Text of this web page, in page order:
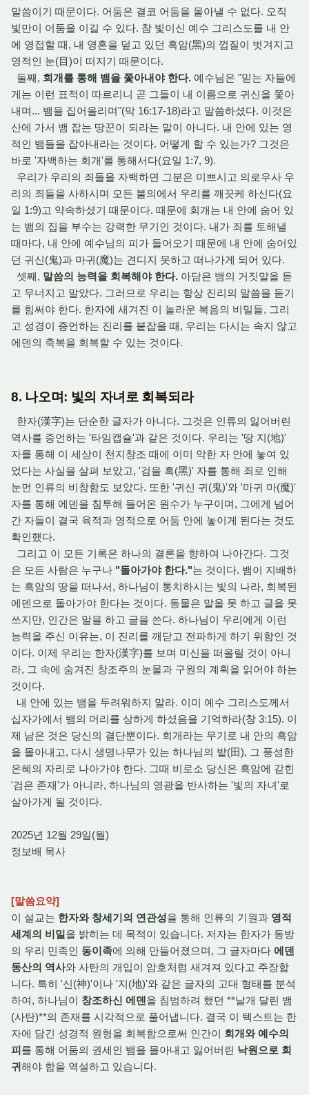
말씀이기 때문이다. 어둠은 결코 어둠을 몰아낼 수 없다. 오직
빛만이 어둠을 이길 수 있다. 참 빛이신 예수 그리스도를 내 안
에 영접할 때, 내 영혼을 덮고 있던 흑암(黑)의 껍질이 벗겨지고
영적인 눈(目)이 떠지기 때문이다.
둘째, 회개를 통해 뱀을 쫓아내야 한다. 예수님은 "믿는 자들에
게는 이런 표적이 따르리니 곧 그들이 내 이름으로 귀신을 쫓아
내며... 뱀을 집어올리며"(막 16:17-18)라고 말씀하셨다. 이것은
산에 가서 뱀 잡는 땅꾼이 되라는 말이 아니다. 내 안에 있는 영
적인 뱀들을 잡아내라는 것이다. 어떻게 할 수 있는가? 그것은
바로 '자백하는 회개'를 통해서다(요일 1:7, 9).
우리가 우리의 죄들을 자백하면 그분은 미쁘시고 의로우사 우
리의 죄들을 사하시며 모든 불의에서 우리를 깨끗케 하신다(요
일 1:9)고 약속하셨기 때문이다. 때문에 회개는 내 안에 숨어 있
는 뱀의 집을 부수는 강력한 무기인 것이다. 내가 죄를 토해낼
때마다, 내 안에 예수님의 피가 들어오기 때문에 내 안에 숨어있
던 귀신(鬼)과 마귀(魔)는 견디지 못하고 떠나가게 되어 있다.
셋째, 말씀의 능력을 회복해야 한다. 아담은 뱀의 거짓말을 듣
고 무너지고 말았다. 그러므로 우리는 항상 진리의 말씀을 듣기
를 힘써야 한다. 한자에 새겨진 이 놀라운 복음의 비밀들, 그리
고 성경이 증언하는 진리를 붙잡을 때, 우리는 다시는 속지 않고
에덴의 축복을 회복할 수 있는 것이다.
8. 나오며: 빛의 자녀로 회복되라
한자(漢字)는 단순한 글자가 아니다. 그것은 인류의 잃어버린
역사를 증언하는 '타임캡슐'과 같은 것이다. 우리는 '땅 지(地)'
자를 통해 이 세상이 천지창조 때에 이미 악한 자 안에 놓여 있
었다는 사실을 살펴 보았고, '검을 흑(黑)' 자를 통해 죄로 인해
눈먼 인류의 비참함도 보았다. 또한 '귀신 귀(鬼)'와 '마귀 마(魔)'
자를 통해 에덴을 침투해 들어온 원수가 누구이며, 그에게 넘어
간 자들이 결국 육적과 영적으로 어둠 안에 놓이게 된다는 것도
확인했다.
그리고 이 모든 기록은 하나의 결론을 향하여 나아간다. 그것
은 모든 사람은 누구나 "돌아가야 한다."는 것이다. 뱀이 지배하
는 흑암의 땅을 떠나서, 하나님이 통치하시는 빛의 나라, 회복된
에덴으로 돌아가야 한다는 것이다. 동물은 말을 못 하고 글을 못
쓰지만, 인간은 말을 하고 글을 쓴다. 하나님이 우리에게 이런
능력을 주신 이유는, 이 진리를 깨닫고 전파하게 하기 위함인 것
이다. 이제 우리는 한자(漢字)를 보며 미신을 떠올릴 것이 아니
라, 그 속에 숨겨진 창조주의 눈물과 구원의 계획을 읽어야 하는
것이다.
내 안에 있는 뱀을 두려워하지 말라. 이미 예수 그리스도께서
십자가에서 뱀의 머리를 상하게 하셨음을 기억하라(창 3:15). 이
제 남은 것은 당신의 결단뿐이다. 회개라는 무기로 내 안의 흑암
을 몰아내고, 다시 생명나무가 있는 하나님의 밭(田), 그 풍성한
은혜의 자리로 나아가야 한다. 그때 비로소 당신은 흑암에 갇힌
'검은 존재'가 아니라, 하나님의 영광을 반사하는 '빛의 자녀'로
살아가게 될 것이다.
2025년 12월 29일(월)
정보배 목사
[말씀요약]
이 설교는 한자와 창세기의 연관성을 통해 인류의 기원과 영적
세계의 비밀을 밝히는 데 목적이 있습니다. 저자는 한자가 동방
의 우리 민족인 동이족에 의해 만들어졌으며, 그 글자마다 에덴
동산의 역사와 사탄의 개입이 암호처럼 새겨져 있다고 주장합
니다. 특히 '신(神)'이나 '지(地)'와 같은 글자의 고대 형태를 분석
하여, 하나님이 창조하신 에덴을 침범하려 했던 **날개 달린 뱀
(사탄)**의 존재를 시각적으로 풀어냅니다. 결국 이 텍스트는 한
자에 담긴 성경적 원형을 회복함으로써 인간이 회개와 예수의
피를 통해 어둠의 권세인 뱀을 몰아내고 잃어버린 낙원으로 회
귀해야 함을 역설하고 있습니다.